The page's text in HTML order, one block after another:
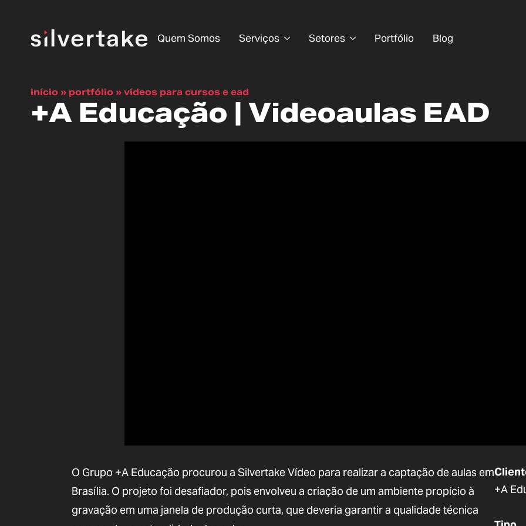
Quem Somos Serviços Setores Portfólio Blog
início » portfólio » vídeos para cursos e ead
+A Educação | Videoaulas EAD
O Grupo +A Educação procurou a Silvertake Vídeo para realizar a captação de aulas em
Brasília. O projeto foi desafiador, pois envolveu a criação de um ambiente propício à
gravação em uma janela de produção curta, que deveria garantir a qualidade técnica
+A